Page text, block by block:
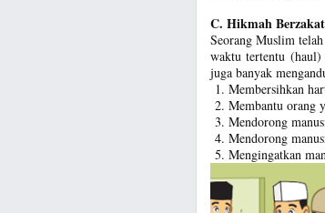
C. Hikmah Berzakat
Seorang Muslim
waktu tertentu
juga banyak
Membersihkan
Membantu orang
Mendorong
Mendorong
Mengingatkan